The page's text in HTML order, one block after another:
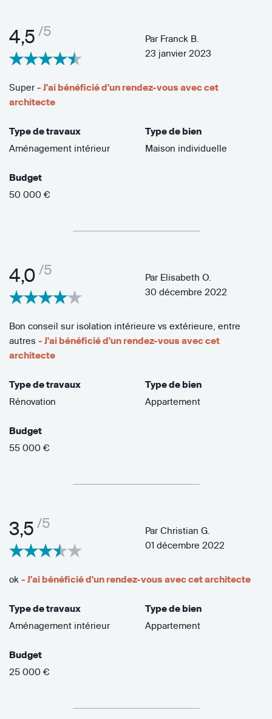
4,5 /5 Par Franck B.
23 janvier 2023
Super - J'ai bénéficié d'un rendez-vous avec cet
architecte
Type de travaux
Aménagement intérieur
Type de bien
Maison individuelle
Budget
50 000 €
4,0 /5 Par Elisabeth O.
30 décembre 2022
Bon conseil sur isolation intérieure vs extérieure, entre
autres - J'ai bénéficié d'un rendez-vous avec cet
architecte
Type de travaux
Rénovation
Type de bien
Appartement
Budget
55 000 €
3,5 /5 Par Christian G.
01 décembre 2022
ok - J'ai bénéficié d'un rendez-vous avec cet architecte
Type de travaux
Aménagement intérieur
Type de bien
Appartement
Budget
25 000 €